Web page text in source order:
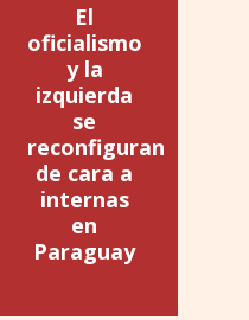
El
oficialismo
y la
izquierda
se
reconfiguran
de cara a
internas
en
Paraguay